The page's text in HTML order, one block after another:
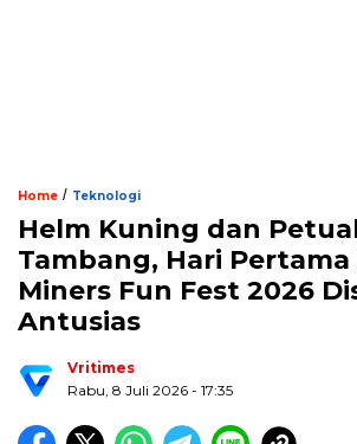
Home / Teknologi
Helm Kuning dan
Tambang, Hari
Miners Fun Fest 2026
Antusias
Vritimes
Rabu, 8 Juli 2026 - 17:35